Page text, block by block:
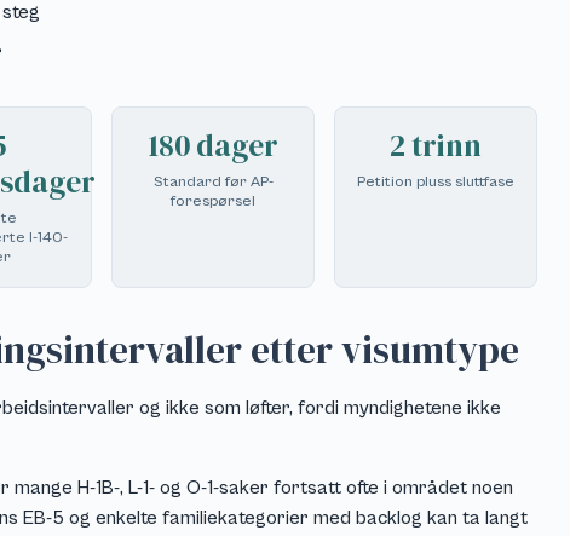
I-140-
180 dager
Standard før AP-
forespørsel
2 trinn
Petition pluss sluttfase
etter visumtype
og ikke som løfter, fordi myndighetene ikke
H-1B-, L-1- og O-1-saker fortsatt ofte i området noen
EB-5 og enkelte familiekategorier med backlog kan ta langt